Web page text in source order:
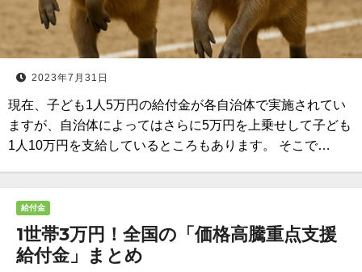
2023年7月31日
現在、子ども1人5万円の給付金が各自治体で実施されてい
ますが、自治体によってはさらに5万円を上乗せして子ども
1人10万円を支給しているところもあります。 そこで…
給付金
1世帯3万円！全国の「価格高騰重点支援
給付金」まとめ